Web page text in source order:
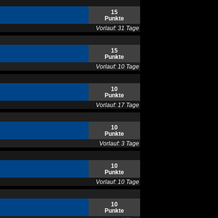
15
Punkte
Vorlauf: 31 Tage
15
Punkte
Vorlauf: 10 Tage
10
Punkte
Vorlauf: 17 Tage
10
Punkte
Vorlauf: 3 Tage
10
Punkte
Vorlauf: 10 Tage
10
Punkte